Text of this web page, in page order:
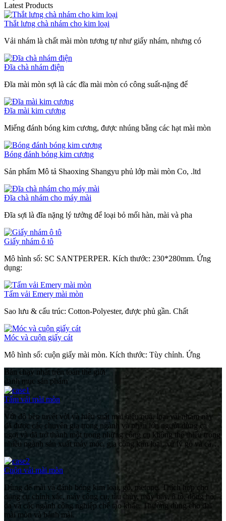
Latest Products
Thắt lưng chà nhám cho kim loại
Vải nhám là chất mài mòn tương tự như giấy nhám, nhưng có
Đĩa chà nhám điện
Đĩa mài mòn sợi là các đĩa mài mòn có công suất-nặng để
Đĩa mài kim cương
Miếng đánh bóng kim cương, được nhúng bằng các hạt mài mòn
Bóng đánh bóng kim cương
Sản phẩm Mô tả Shaoxing Shangyu phủ lớp mài mòn Co, .ltd
Đĩa chà nhám cho máy mài
Đĩa sợi là đĩa nặng lý tưởng để loại bỏ mối hàn, mài và pha
Giấy nhám ô tô
Mô hình số: SC SANTPERPER. Kích thước: 230*280mm. Ứng
dụng:
Tấm vải Emery mài mòn
Sao lưu & cấu trúc: Cotton-Polyester, được phủ gần. Chất
Móc và cuộn giấy cát
Mô hình số: cuộn giấy mài mòn. Kích thước: Tùy chỉnh. Ứng
Bán chạy nhất trên toàn thế giới
danh mục sản phẩm
Tấm vải mài mòn
Với độ bền tuyệt vời và hiệu suất mài hiệu quả, loại vải nhám này
đã được các chuyên gia trong ngành và phần lớn người dùng ca
ngợi và đã trở thành một trong những công cụ không thể thiếu trong
nhiều ngành sản xuất máy móc, gia công kim loại, xử lý gỗ và các
ngành công nghiệp khác.
Cuộn vải mài mòn
Dùng để mài và đánh bóng kim loại, gỗ, metope. Thích hợp cho
dụng cụ chính xác, máy công cụ, tàu thủy, máy bay, ô tô, đồng hồ,
da và các ngành công nghiệp chế tạo khác. Thường dùng cho đai
mài mòn và bánh mài.